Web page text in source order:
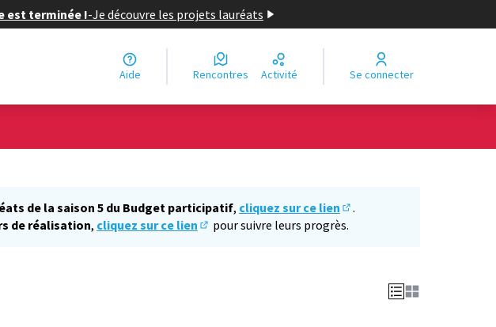
est terminée !-Je découvre les projets lauréats
Aide Rencontres Activité Se connecter
de la saison 5 du Budget participatif, cliquez sur ce lien
(S'ouvre dans un nouvel
.
de réalisation, cliquez sur ce lien
pour suivre leurs progrès.